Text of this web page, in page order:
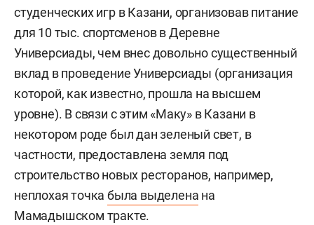
студенческих игр в Казани, организовав питание
для 10 тыс. спортсменов в Деревне
Универсиады, чем внес довольно существенный
вклад в проведение Универсиады (организация
которой, как известно, прошла на высшем
уровне). В связи с этим «Маку» в Казани в
некотором роде был дан зеленый свет, в
частности, предоставлена земля под
строительство новых ресторанов, например,
неплохая точкабыла выделена на
Мамадышском тракте.